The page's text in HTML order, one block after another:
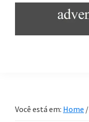
main
sidebar
que
Você está em: Home /